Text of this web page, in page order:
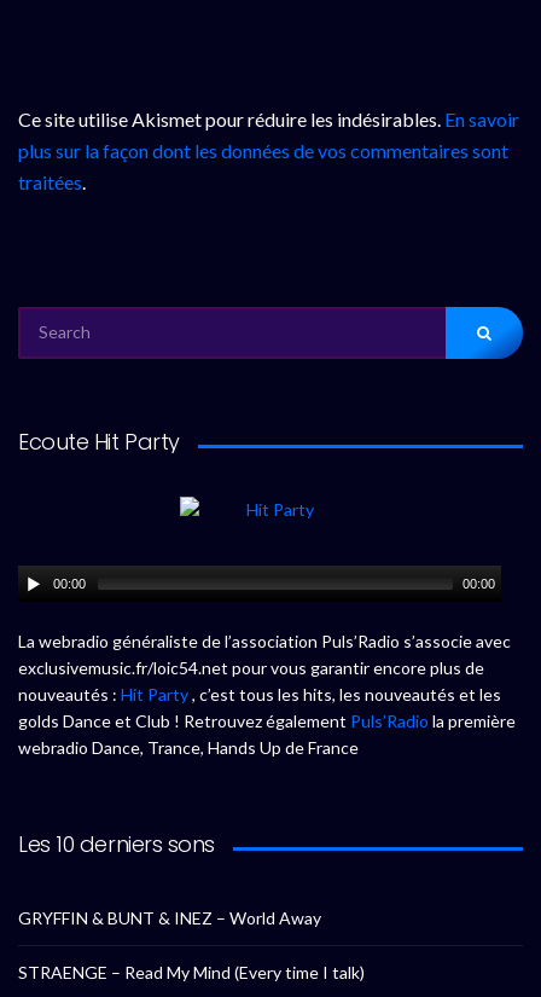
Ce site utilise Akismet pour réduire les indésirables. En savoir
plus sur la façon dont les données de vos commentaires sont
traitées.
FOR:
Ecoute Hit Party
00:00 00:00
La webradio généraliste de l’association Puls’Radio s’associe avec
exclusivemusic.fr/loic54.net pour vous garantir encore plus de
nouveautés : Hit Party, c’est tous les hits, les nouveautés et les
golds Dance et Club ! Retrouvez également Puls’Radio la première
webradio Dance, Trance, Hands Up de France
Les 10 derniers sons
GRYFFIN & BUNT & INEZ – World Away
STRAENGE – Read My Mind (Every time I talk)